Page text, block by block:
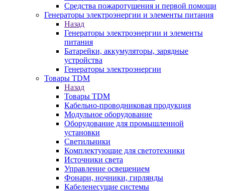
Средства пожаротушения и первой помощи
Генераторы электроэнергии и элементы питания
Назад
Генераторы электроэнергии и элементы
питания
Батарейки, аккумуляторы, зарядные
устройства
Генераторы электроэнергии
Товары TDM
Назад
Товары TDM
Кабельно-проводниковая продукция
Модульное оборудование
Оборудование для промышленной
установки
Светильники
Комплектующие для светотехники
Источники света
Управление освещением
Фонари, ночники, гирлянды
Кабеленесущие системы